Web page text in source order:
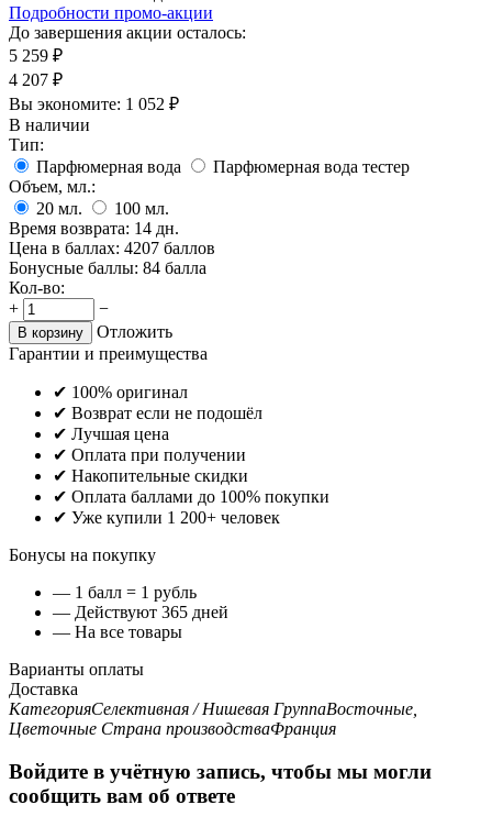
Подробности промо-акции
До завершения акции осталось:
5 259 ₽
4 207 ₽
Вы экономите: 1 052 ₽
В наличии
Тип:
Парфюмерная вода
Парфюмерная вода тестер
Объем, мл.:
20 мл. 100 мл.
Время возврата: 14 дн.
Цена в баллах: 4207 баллов
Бонусные баллы: 84 балла
Кол-во:
+
−
В корзину
Отложить
Гарантии и преимущества
✔ 100% оригинал
✔ Возврат если не подошёл
✔ Лучшая цена
✔ Оплата при получении
✔ Накопительные скидки
✔ Оплата баллами до 100% покупки
✔ Уже купили 1 200+ человек
Бонусы на покупку
— 1 балл = 1 рубль
— Действуют 365 дней
— На все товары
Варианты оплаты
Доставка
КатегорияСелективная / Нишевая ГруппаВосточные,
Цветочные Страна производстваФранция
Войдите в учётную запись, чтобы мы могли
сообщить вам об ответе